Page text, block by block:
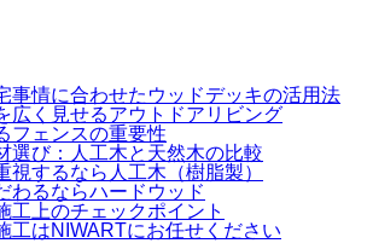
事情に合わせたウッドデッキの活用法
広く見せるアウトドアリビング
フェンスの重要性
選び：人工木と天然木の比較
視するなら人工木（樹脂製）
わるならハードウッド
工上のチェックポイント
工はNIWARTにお任せください